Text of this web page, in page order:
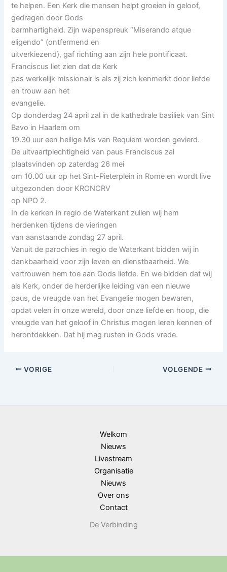
te helpen. Een Kerk die mensen helpt groeien in geloof,
gedragen door Gods
barmhartigheid. Zijn wapenspreuk “Miserando atque
eligendo” (ontfermend en
uitverkiezend), gaf richting aan zijn hele pontificaat.
Franciscus liet zien dat de Kerk
pas werkelijk missionair is als zij zich kenmerkt door liefde
en trouw aan het
evangelie.
Op donderdag 24 april zal in de kathedrale basiliek van Sint
Bavo in Haarlem om
19.30 uur een heilige Mis van Requiem worden gevierd.
De uitvaartplechtigheid van paus Franciscus zal
plaatsvinden op zaterdag 26 mei
om 10.00 uur op het Sint-Pieterplein in Rome en wordt live
uitgezonden door KRONCRV
op NPO 2.
In de kerken in regio de Waterkant zullen wij hem
herdenken tijdens de vieringen
van aanstaande zondag 27 april.
Vanuit de parochies in regio de Waterkant bidden wij in
dankbaarheid voor zijn leven en dienstbaarheid. We
vertrouwen hem toe aan Gods liefde. En we bidden dat wij
als Kerk, onder de herderlijke leiding van een nieuwe
paus, de vreugde van het Evangelie mogen bewaren,
opdat velen in onze wereld, door onze liefde en hoop, die
vreugde van het geloof in Christus mogen leren kennen of
herontdekken. Dat hij mag rusten in Gods vrede.
VORIGE VOLGENDE
Welkom
Nieuws
Livestream
Organisatie
Nieuws
Over ons
Contact
De Verbinding